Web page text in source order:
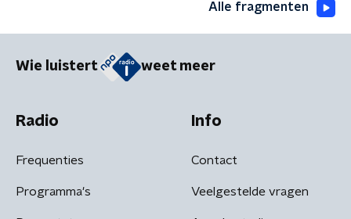
Alle fragmenten
Wie luistert weet meer
Radio
Frequenties
Programma's
Info
Contact
Veelgestelde vragen